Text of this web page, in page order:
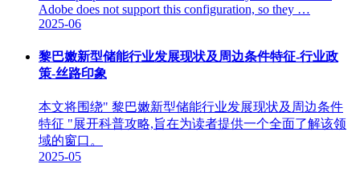
Adobe does not support this configuration, so they …
2025-06
黎巴嫩新型储能行业发展现状及周边条件特征-行业政
策-丝路印象
本文将围绕" 黎巴嫩新型储能行业发展现状及周边条件
特征 "展开科普攻略,旨在为读者提供一个全面了解该领
域的窗口。
2025-05